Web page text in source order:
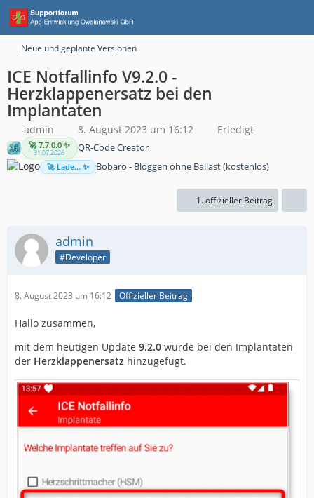
Neue und geplante Versionen
ICE Notfallinfo V9.2.0 -
Herzklappenersatz bei den
Implantaten
admin 8. August 2023 um 16:12 Erledigt
🚀 7.7.0.0 ✨
31.07.2026 QR-Code Creator
🚀 Lade... ✨ Bobaro - Bloggen ohne Ballast (kostenlos)
1. offizieller Beitrag
admin
#Developer
8. August 2023 um 16:12 Offizieller Beitrag
Hallo zusammen,
mit dem heutigen Update 9.2.0 wurde bei den Implantaten
der Herzklappenersatz hinzugefügt.